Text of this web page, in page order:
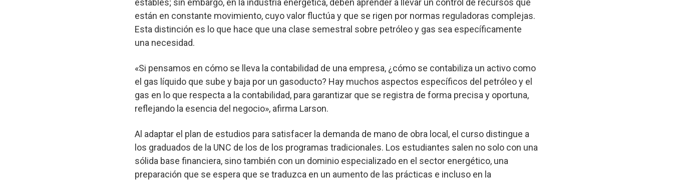
están en constante movimiento, cuyo valor fluctúa y que se rigen por normas reguladoras complejas.
Esta distinción es lo que hace que una clase semestral sobre petróleo y gas sea específicamente
una necesidad.
«Si pensamos en cómo se lleva la contabilidad de una empresa, ¿cómo se contabiliza un activo como
el gas líquido que sube y baja por un gasoducto? Hay muchos aspectos específicos del petróleo y el
gas en lo que respecta a la contabilidad, para garantizar que se registra de forma precisa y oportuna,
reflejando la esencia del negocio», afirma Larson.
Al adaptar el plan de estudios para satisfacer la demanda de mano de obra local, el curso distingue a
los graduados de la UNC de los de los programas tradicionales. Los estudiantes salen no solo con una
sólida base financiera, sino también con un dominio especializado en el sector energético, una
preparación que se espera que se traduzca en un aumento de las prácticas e incluso en la